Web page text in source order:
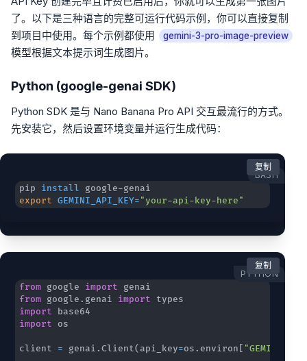
了。以下是三种语言的完整可运行代码示例，你可以直接复制
到项目中使用。每个示例都使用
gemini-3-pro-image-preview
模型根据文本提示词生成图片。
Python (google-genai SDK)
Python SDK 是与 Nano Banana Pro API 交互最流行的方式。
先安装它，然后设置环境变量并运行生成代码：
BASH
pip install
export GEMINI_API_KEY="your-api-key-here"
复制
PYTHON
from google import
from google. genai import
import
import
client = genai.Client(api_key=os. environ
复制